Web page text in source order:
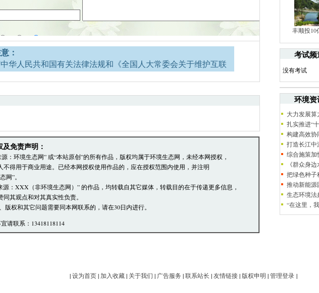
：
中华人民共和国有关法律法规和《全国人大常委会关于维护互联
律责任。
论即表明您已经阅读并接受上述条款，如您对管理有意见请向
理员反映。
免责声明：
源：环境生态网” 或“本站原创”的所有作品，版权均属于环境生态网，未经本网授权，
得用于商业用途。已经本网授权使用作品的，应在授权范围内使用，并注明
网”。
源：XXX（非环境生态网）” 的作品，均转载自其它媒体，转载目的在于传递更多信息，
其观点和对其真实性负责。
版权和其它问题需要同本网联系的，请在30日内进行。
请联系：13418118114
丰顺投10
考试
没有考试
环境
大力发展
扎实推进“
构建高效协
打造长江中
综合施策加
《群众身
把绿色种子
推动新能源
生态环境法
“在这里，
|设为首页|加入收藏| 关于我们 | 广告服务 |联系站长 |友情链接| 版权申明 |管理登录|